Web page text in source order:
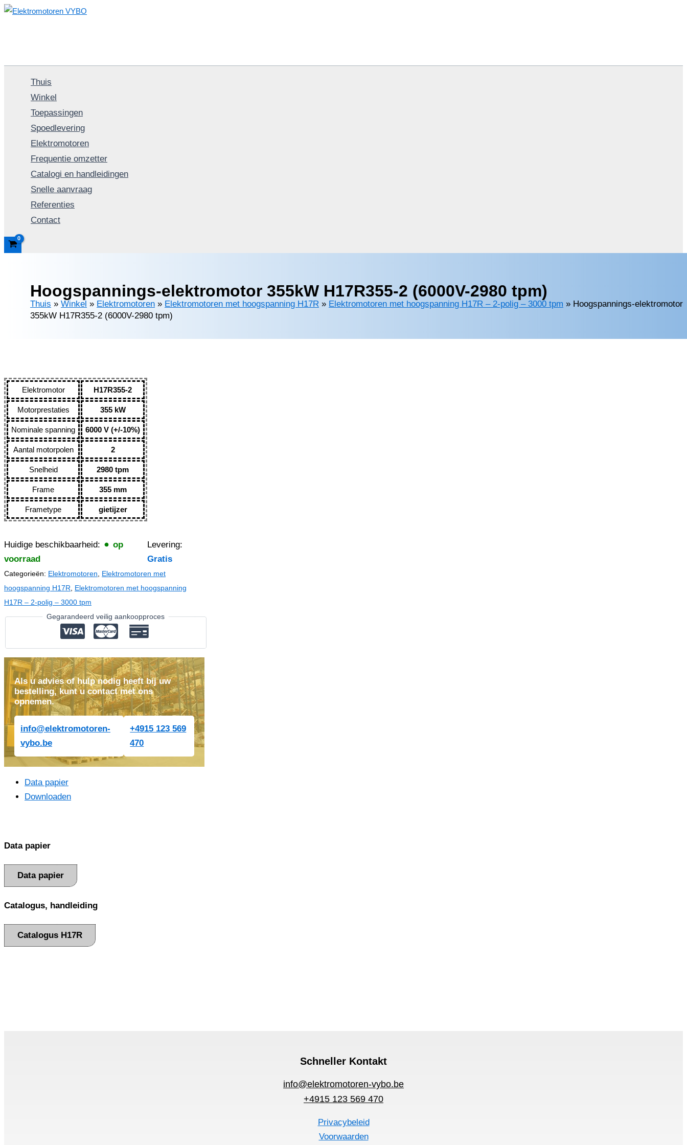
Spring
Thuis
Winkel
Toepassingen
Spoedlevering
Elektromotoren
Frequentie omzetter
Catalogi en handleidingen
Snelle aanvraag
Referenties
Contact
Hoogspannings-elektromotor 355kW H17R355-2 (6000V-2980 tpm)
Thuis » Winkel » Elektromotoren » Elektromotoren met hoogspanning H17R » Elektromotoren met hoogspanning H17R – 2-polig – 3000 tpm » Hoogspannings-elektromotor
355kW H17R355-2 (6000V-2980 tpm)
Elektromotor H17R355-2
Motorprestaties 355 kW
Nominale spanning 6000 V (+/-10%)
Aantal motorpolen 2
Snelheid 2980 tpm
Frame 355 mm
Frametype gietijzer
Huidige beschikbaarheid:
op
voorraad
Levering:
Gratis
Categorieën: Elektromotoren, Elektromotoren met
hoogspanning H17R, Elektromotoren met hoogspanning
H17R – 2-polig – 3000 tpm
Gegarandeerd veilig aankoopproces
Als u advies of hulp nodig heeft bij uw
bestelling, kunt u contact met ons
opnemen.
info@elektromotoren-
vybo.be
+4915 123 569
470
Data papier
Downloaden
Data papier
Data papier
Catalogus, handleiding
Catalogus H17R
Schneller Kontakt
info@elektromotoren-vybo.be
+4915 123 569 470
Privacybeleid
Voorwaarden